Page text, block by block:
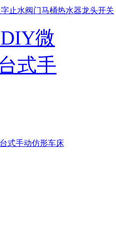
止水阀门马桶热水器龙头开关
式手动仿形车床